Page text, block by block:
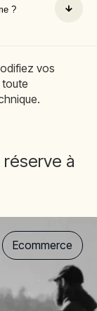
?
vos
à
Ecommerce